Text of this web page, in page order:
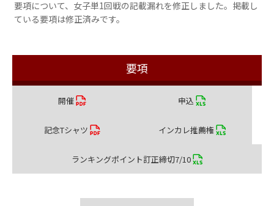
要項について、女子単1回戦の記載漏れを修正しました。掲載し
ている要項は修正済みです。
要項
開催 申込
記念Tシャツ インカレ推薦権
ランキングポイント訂正締切7/10